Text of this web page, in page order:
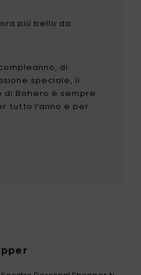
più bello da
di
speciale, il
di Bohero è sempre
tutto l'anno e per